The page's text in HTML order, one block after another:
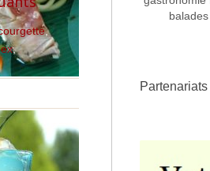
Commentaire ou message
,
,
Partenariats